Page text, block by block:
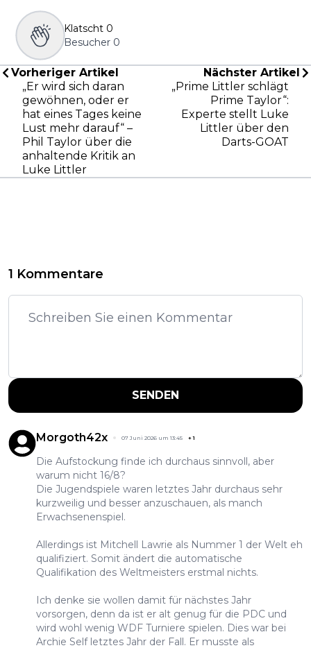
Klatscht 0
Besucher 0
Vorheriger Artikel
„Er wird sich daran
gewöhnen, oder er
hat eines Tages keine
Lust mehr darauf“ –
Phil Taylor über die
anhaltende Kritik an
Luke Littler
Nächster Artikel
„Prime Littler schlägt
Prime Taylor“:
Experte stellt Luke
Littler über den
Darts-GOAT
1 Kommentare
SENDEN
Morgoth42x 07 Juni 2026 um 13:45 +1
Die Aufstockung finde ich durchaus sinnvoll, aber
warum nicht 16/8?
Die Jugendspiele waren letztes Jahr durchaus sehr
kurzweilig und besser anzuschauen, als manch
Erwachsenenspiel.
Allerdings ist Mitchell Lawrie als Nummer 1 der Welt eh
qualifiziert. Somit ändert die automatische
Qualifikation des Weltmeisters erstmal nichts.
Ich denke sie wollen damit für nächstes Jahr
vorsorgen, denn da ist er alt genug für die PDC und
wird wohl wenig WDF Turniere spielen. Dies war bei
Archie Self letztes Jahr der Fall. Er musste als